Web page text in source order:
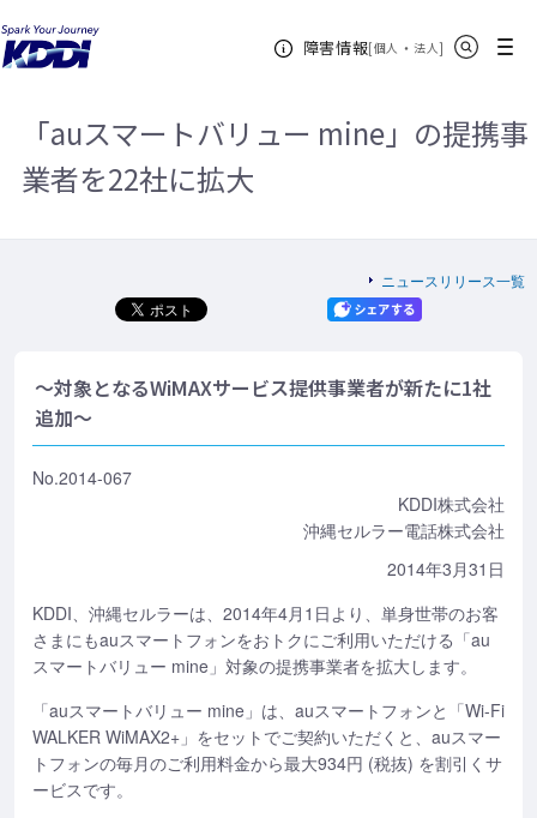
障害情報[個人 ・ 法人新規ウィンドウ
]
メニュー
KDDIホーム
スマートバリュー mine」の提携事業者を22社に拡大
「auスマートバリュー mine」の提携事
業者を22社に拡大
ニュースリリース一覧
～対象となるWiMAXサービス提供事業者が新たに1社
追加～
No.2014-067
KDDI株式会社
沖縄セルラー電話株式会社
2014年3月31日
KDDI、沖縄セルラーは、2014年4月1日より、単身世帯のお客
さまにもauスマートフォンをおトクにご利用いただける「au
スマートバリュー mine」対象の提携事業者を拡大します。
「auスマートバリュー mine」は、auスマートフォンと「Wi-Fi
WALKER WiMAX2+」をセットでご契約いただくと、auスマー
トフォンの毎月のご利用料金から最大934円 (税抜) を割引くサ
ービスです。